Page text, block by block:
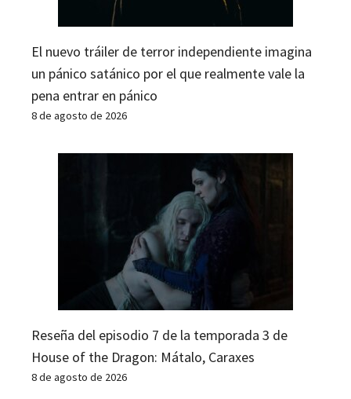
El nuevo tráiler de terror independiente imagina
un pánico satánico por el que realmente vale la
pena entrar en pánico
8 de agosto de 2026
Reseña del episodio 7 de la temporada 3 de
House of the Dragon: Mátalo, Caraxes
8 de agosto de 2026